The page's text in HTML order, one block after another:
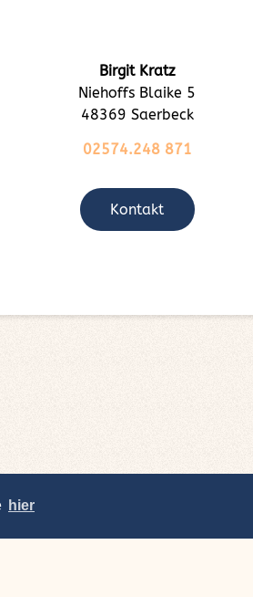
hier
Birgit Kratz
Niehoffs Blaike 5
48369 Saerbeck
02574.248 871
Kontakt